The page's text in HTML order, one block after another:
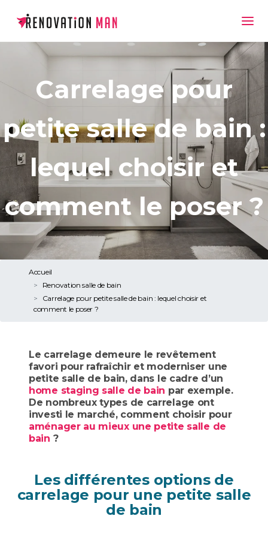
Carrelage pour
petite salle de bain :
lequel choisir et
comment le poser ?
Accueil
Renovation salle de bain
Carrelage pour petite salle de bain : lequel choisir et
comment le poser ?
Le carrelage demeure le revêtement
favori pour rafraîchir et moderniser une
petite salle de bain, dans le cadre d’un
home staging salle de bain par exemple.
De nombreux types de carrelage ont
investi le marché, comment choisir pour
aménager au mieux une petite salle de
bain ?
Les différentes options de
carrelage pour une petite salle
de bain